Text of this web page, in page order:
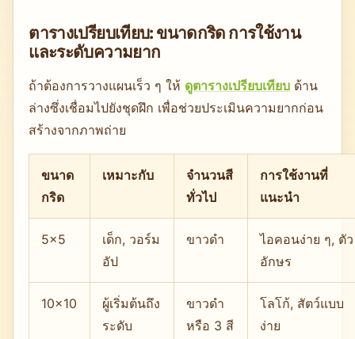
ตารางเปรียบเทียบ: ขนาดกริด การใช้งาน
และระดับความยาก
ถ้าต้องการวางแผนเร็ว ๆ ให้ ดูตารางเปรียบเทียบ ด้าน
ล่างซึ่งเชื่อมไปยังชุดฝึก เพื่อช่วยประเมินความยากก่อน
สร้างจากภาพถ่าย
ขนาด
กริด
เหมาะกับ
จำนวนสี
ทั่วไป
การใช้งานที่
แนะนำ
5×5
เด็ก, วอร์ม
อัป
ขาวดำ
ไอคอนง่าย ๆ, ตัว
อักษร
10×10
ผู้เริ่มต้นถึง
ระดับ
ขาวดำ
หรือ 3 สี
โลโก้, สัตว์แบบ
ง่าย